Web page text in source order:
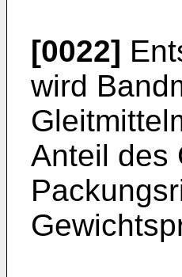
[0022]
wird
Anteil des